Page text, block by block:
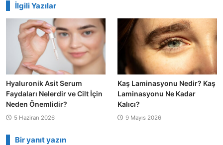
İlgili Yazılar
Hyaluronik Asit Serum
Faydaları Nelerdir ve Cilt İçin
Neden Önemlidir?
5 Haziran 2026
Kaş Laminasyonu Nedir? Kaş
Laminasyonu Ne Kadar
Kalıcı?
9 Mayıs 2026
Bir yanıt yazın